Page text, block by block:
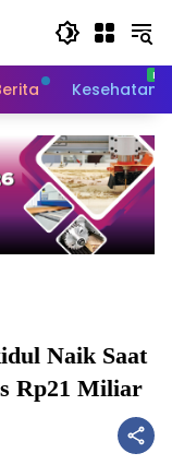
Kesehatan
Naik Saat
Rp21 Miliar